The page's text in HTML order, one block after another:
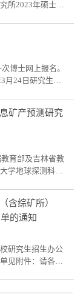
所2023年硕士研
疑，可在公示
0431-
球...
博士网上报名。
24日研究生办
矿产预测研究
育部及吉林省教
学地球探测科学
层次专业人才的
保生源质量。2.
含综矿所）
的通知
研究生招生办公
见附件：请各学